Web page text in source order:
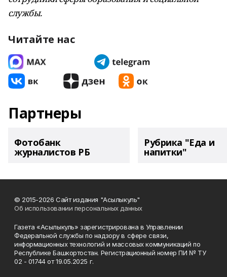
службы.
Читайте нас
Партнеры
Фотобанк
журналистов РБ
Рубрика "Еда и
напитки"
© 2015-2026 Сайт издания "Асылыкуль"
Об использовании персональных данных
Газета «Асылыкуль» зарегистрирована в Управлении
Федеральной службы по надзору в сфере связи,
информационных технологий и массовых коммуникаций по
Республике Башкортостан. Регистрационный номер ПИ № ТУ
02 - 01744 от 19.05.2025 г.